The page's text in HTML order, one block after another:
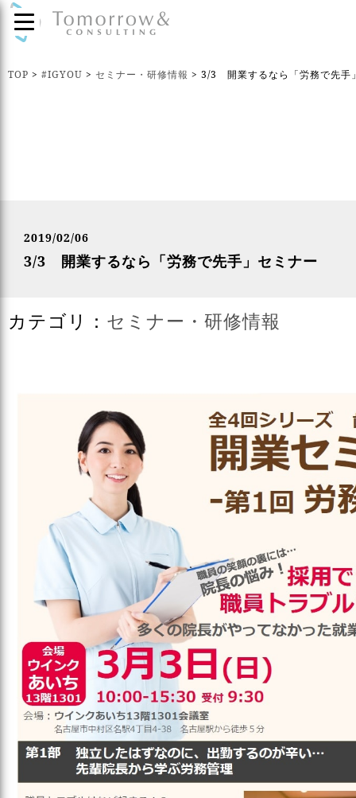
TOP > #IGYOU > セミナー・研修情報 > 3/3 開業するなら「労務で先手
2019/02/06
3/3 開業するなら「労務で先手」セミナー
カテゴリ： セミナー・研修情報